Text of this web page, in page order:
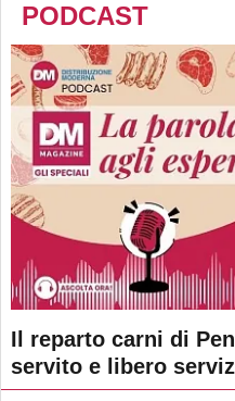
PODCAST
Il reparto carni di
servito e libero